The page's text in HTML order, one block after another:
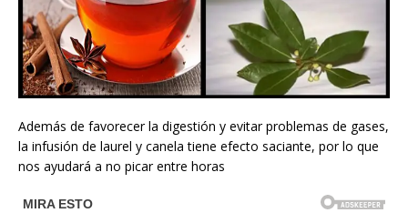
Además de favorecer la digestión y evitar problemas de gases,
la infusión de laurel y canela tiene efecto saciante, por lo que
nos ayudará a no picar entre horas